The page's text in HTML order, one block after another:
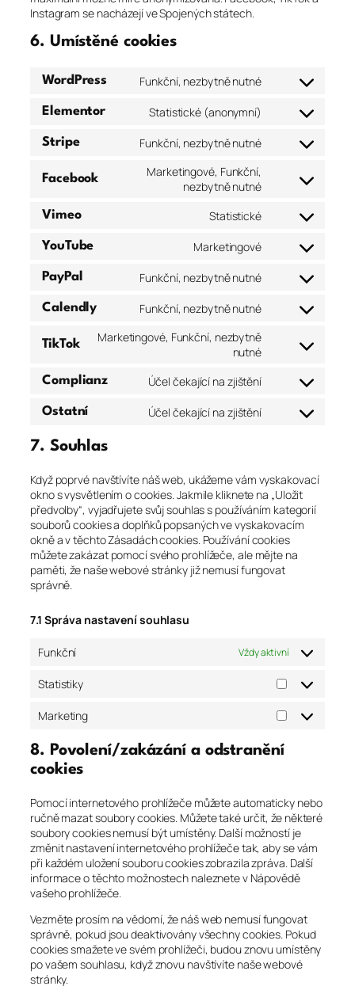
Instagram se nacházejí ve Spojených státech.
6. Umístěné cookies
WordPress Funkční, nezbytně nutné
Consent
service
Elementor Statistické (anonymní)
Consent
service
Stripe Funkční, nezbytně nutné
Consent
service
Facebook
Marketingové, Funkční,
nezbytně nutné
Consent
service
Vimeo Statistické
Consent
service
YouTube Marketingové
Consent
service
PayPal Funkční, nezbytně nutné
Consent
service
Calendly Funkční, nezbytně nutné
Consent
service
TikTok
Marketingové, Funkční, nezbytně
nutné
Consent
service
Complianz Účel čekající na zjištění
Consent
service
Ostatní Účel čekající na zjištění
Consent
7. Souhlas
Když poprvé navštívíte náš web, ukážeme vám vyskakovací
okno s vysvětlením o cookies. Jakmile kliknete na „Uložit
předvolby“, vyjadřujete svůj souhlas s používáním kategorií
souborů cookies a doplňků popsaných ve vyskakovacím
okně a v těchto Zásadách cookies. Používání cookies
můžete zakázat pomocí svého prohlížeče, ale mějte na
paměti, že naše webové stránky již nemusí fungovat
správně.
7.1 Správa nastavení souhlasu
Funkční Vždy aktivní
Statistiky
Statistiky
Marketing
Marketing
8. Povolení/zakázání a odstranění
cookies
Pomocí internetového prohlížeče můžete automaticky nebo
ručně mazat soubory cookies. Můžete také určit, že některé
soubory cookies nemusí být umístěny. Další možností je
změnit nastavení internetového prohlížeče tak, aby se vám
při každém uložení souboru cookies zobrazila zpráva. Další
informace o těchto možnostech naleznete v Nápovědě
vašeho prohlížeče.
Vezměte prosím na vědomí, že náš web nemusí fungovat
správně, pokud jsou deaktivovány všechny cookies. Pokud
cookies smažete ve svém prohlížeči, budou znovu umístěny
po vašem souhlasu, když znovu navštívíte naše webové
stránky.